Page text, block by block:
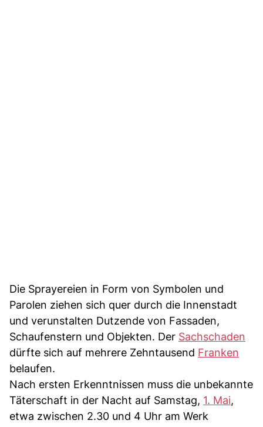
Die Sprayereien in Form von Symbolen und
Parolen ziehen sich quer durch die Innenstadt
und verunstalten Dutzende von Fassaden,
Schaufenstern und Objekten. Der Sachschaden
dürfte sich auf mehrere Zehntausend Franken
belaufen.
Nach ersten Erkenntnissen muss die unbekannte
Täterschaft in der Nacht auf Samstag, 1. Mai,
etwa zwischen 2.30 und 4 Uhr am Werk